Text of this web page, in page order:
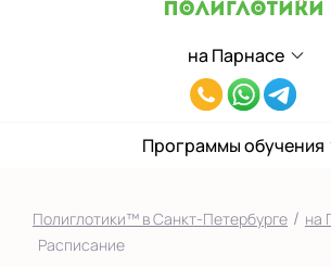
на Парнасе
Выберите центр
ЖК Лондон Парк
Приморский
на Ленинском
8(812)660-
05
Программы обучения
Полиглотики™ в Санкт-Петербурге / на
Расписание